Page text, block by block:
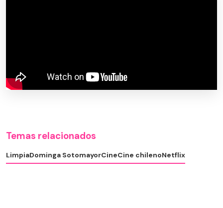
Temas relacionados
LimpiaDominga SotomayorCineCine chilenoNetflix